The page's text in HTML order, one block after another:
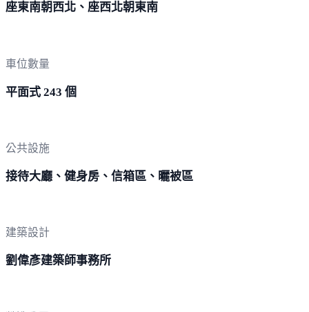
座東南朝西北、座西北朝東南
車位數量
平面式 243 個
公共設施
接待大廳、健身房、信箱區、曬被區
建築設計
劉偉彥建築師事務所